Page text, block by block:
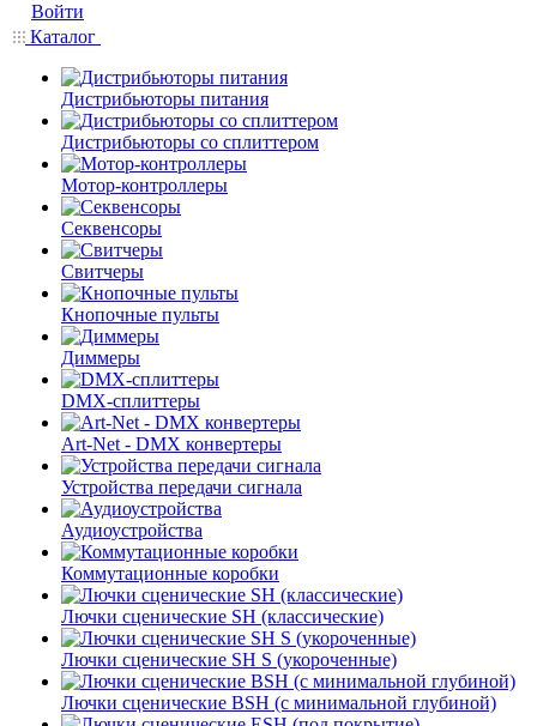
Войти
Каталог
Дистрибьюторы питания
Дистрибьюторы со сплиттером
Мотор-контроллеры
Секвенсоры
Свитчеры
Кнопочные пульты
Диммеры
DMX-сплиттеры
Art-Net - DMX конвертеры
Устройства передачи сигнала
Аудиоустройства
Коммутационные коробки
Лючки сценические SH (классические)
Лючки сценические SH S (укороченные)
Лючки сценические BSH (с минимальной глубиной)